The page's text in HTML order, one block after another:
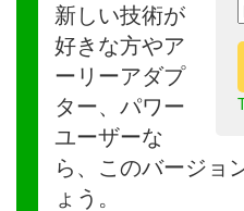
新しい技術が
好きな方やア
ーリーアダプ
ター、パワー
ユーザーな
ら、このバージョ
ょう。